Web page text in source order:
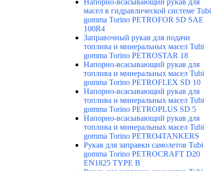
масел в гидравлической системе Tubi
gomma Torino PETROFOR SD SAE
100R4
Заправочный рукав для подачи
топлива и минеральных масел Tubi
gomma Torino PETROSTAR 18
Напорно-всасывающий рукав для
топлива и минеральных масел Tubi
gomma Torino PETROFLEX SD 10
Напорно-всасывающий рукав для
топлива и минеральных масел Tubi
gomma Torino PETROPLUS SD 5
Напорно-всасывающий рукав для
топлива и минеральных масел Tubi
gomma Torino PETRO4TANKERS
Рукав для заправки самолетов Tubi
gomma Torino PETROCRAFT D20
EN1825 TYPE B